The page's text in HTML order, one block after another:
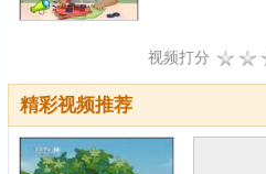
视频打分
精彩视频推荐